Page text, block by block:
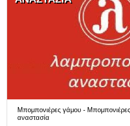
Μπομπονιέρες γάμου -
αναστασία